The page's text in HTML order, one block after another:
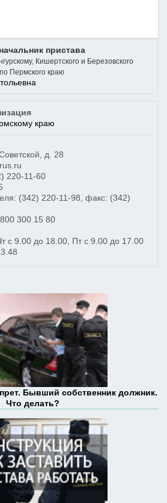
пристава
Кишертского и Березовского
Пермского краю
краю
д. 28
220-11-60
(342) 220-11-98 , факс: (342)
300 15 80
с 9.00 до 18.00, Пт с 9.00 до 17.00
Бывший собственник должник.
Что делать?